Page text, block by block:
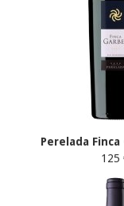
Perelada
125